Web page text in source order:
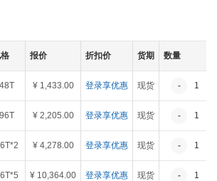
QuikCyto®ELISA(快检)
其它试剂
表观遗传学 代谢生物学 发育生物学
免疫学 微生物学 神经科学
报价 折扣价 货期 数量
48T ¥ 1,433.00 登录享优惠 现货 - 1
96T ¥ 2,205.00 登录享优惠 现货 - 1
¥ 4,278.00 登录享优惠 现货 - 1
¥ 10,364.00 登录享优惠 现货 - 1